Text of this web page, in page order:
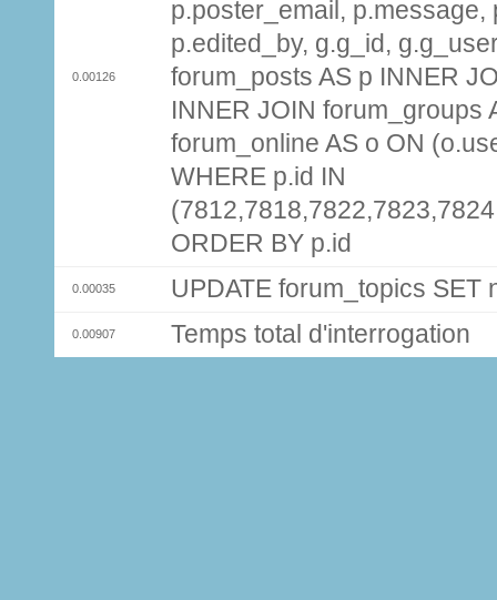
0.00126
p.poster_email,
p.edited_by, g.g_id,
forum_posts AS p INNER
INNER JOIN forum_groups
forum_online AS o ON
WHERE p.id IN
ORDER BY p.id
0.00035 UPDATE forum_topics
0.00907 Temps total d'interrogation